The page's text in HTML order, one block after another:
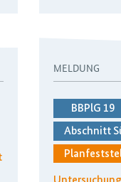
MELDUNG
BBPlG 19
Abschnitt